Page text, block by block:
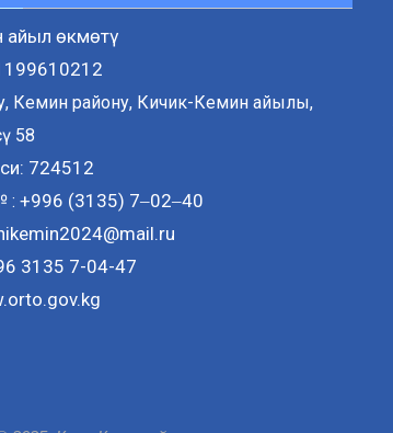
айыл өкмөтү
Кемин району, Кичик-Кемин айылы,
58
724512
: +996 (3135) 7‒02‒40
3135 7-04-47